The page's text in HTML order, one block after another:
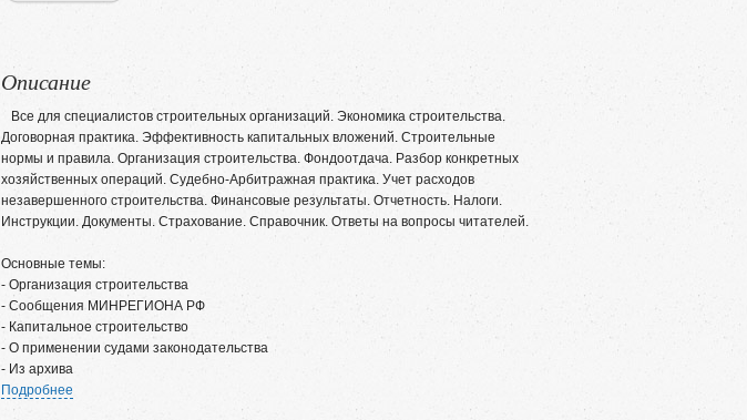
Описание
Все для специалистов строительных организаций. Экономика строительства.
Договорная практика. Эффективность капитальных вложений. Строительные
нормы и правила. Организация строительства. Фондоотдача. Разбор конкретных
хозяйственных операций. Судебно-Арбитражная практика. Учет расходов
незавершенного строительства. Финансовые результаты. Отчетность. Налоги.
Инструкции. Документы. Страхование. Справочник. Ответы на вопросы читателей.
Основные темы:
- Организация строительства
- Сообщения МИНРЕГИОНА РФ
- Капитальное строительство
- О применении судами законодательства
- Из архива
Подробнее